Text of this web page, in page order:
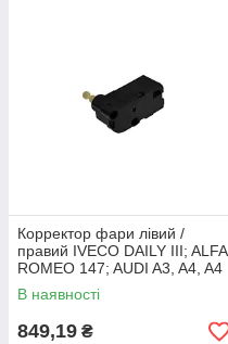
Корректор фари лівий /
правий IVECO DAILY III; ALFA
ROMEO 147; AUDI A3, A4, A4
ALLROAD, A8, TT; FIAT
STILO; FORD GALAXY; SEAT
A...
В наявності
849,19 ₴